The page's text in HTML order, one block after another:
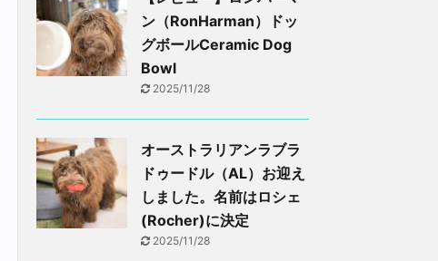
ン（RonHarman）ドッ
グボールCeramic Dog
Bowl
2025/11/28
オーストラリアンラブラ
ドゥードル（AL）お迎え
しました。名前はロシェ
(Rocher)に決定
2025/11/28